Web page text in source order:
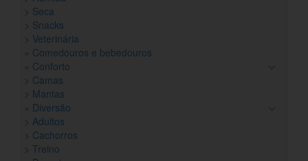
> Seca
> Snacks
> Veterinária
» Comedouros e bebedouros
» Conforto
> Camas
> Mantas
» Diversão
> Adultos
> Cachorros
> Treino